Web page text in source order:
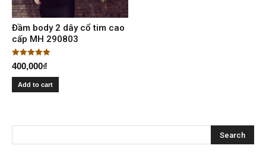
Đầm body 2 dây cổ tim cao
cấp MH 290803
Rated
5.00
out of 5
400,000₫
Add to cart